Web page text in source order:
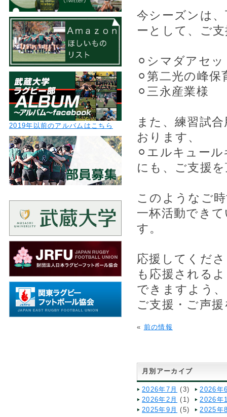
今シーズンは
ーとして、ご
⚪︎シマダアセ
⚪︎第二光の峰保
⚪︎三永産業様
また、練習試
おります、
⚪︎エルキュー
にも、ご支援
このようなご
一杯活動でき
す。
応援してくだ
も応援される
できますよう
ご支援・ご声
« 前の情報
月別アーカイブ
2026年7月 (3)
2026年
2026年2月 (1)
2026年
2025年9月 (5) 2025年
2019年以前のアルバムはこちら